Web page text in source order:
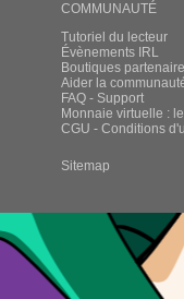
COMMUNAUTÉ
Tutoriel du lecteur
Évènements IRL
Boutiques
Aider la
FAQ - Support
Monnaie virtuelle :
CGU - Conditions
Sitemap